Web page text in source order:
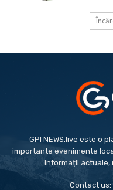
GPI NEWS.live este o
importante evenimente
informații actuale,
Contact us: